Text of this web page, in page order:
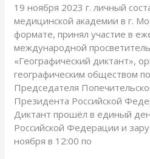
19 ноября 2023 г. личный
медицинской академии в г.
формате, принял участие в
международной
«Географический диктант»,
географическим обществом
Председателя
Президента Российской
Диктант прошёл в единый
Российской Федерации и
ноября в 12:00 по